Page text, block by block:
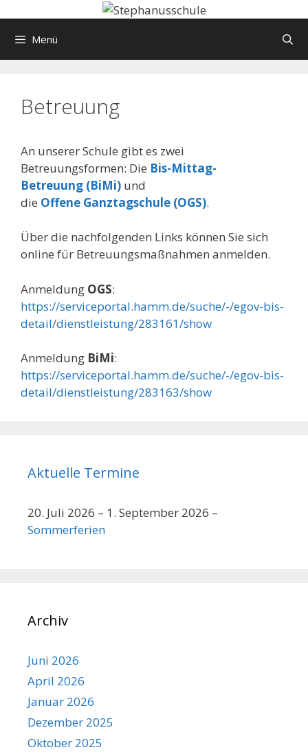
Inhalt Menü
Betreuung
An unserer Schule gibt es zwei
Betreuungsformen: Die Bis-Mittag-
Betreuung (BiMi) und
die Offene Ganztagschule (OGS).
Über die nachfolgenden Links können Sie sich
online für Betreuungsmaßnahmen anmelden.
Anmeldung OGS:
https://serviceportal.hamm.de/suche/-/egov-bis-
detail/dienstleistung/283161/show
Anmeldung BiMi:
https://serviceportal.hamm.de/suche/-/egov-bis-
detail/dienstleistung/283163/show
Aktuelle Termine
20. Juli 2026 – 1. September 2026 –
Sommerferien
Archiv
Juni 2026
April 2026
Januar 2026
Dezember 2025
Oktober 2025